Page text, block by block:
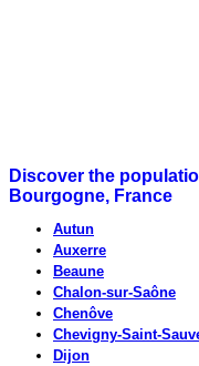
Discover the
Bourgogne, France
Autun
Auxerre
Beaune
Chalon-sur-Saône
Chenôve
Chevigny-Saint-
Dijon